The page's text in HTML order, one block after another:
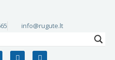
info@rugute.lt